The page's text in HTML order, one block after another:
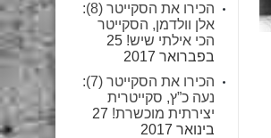
הכירו את הסקייטר (8):
אלן וולדמן, הסקייטר
הכי אילתי שיש! 25
בפברואר 2017
הכירו את הסקייטר (7):
נעה כ”ץ, סקייטרית
יצירתית מוכשרת! 27
בינואר 2017